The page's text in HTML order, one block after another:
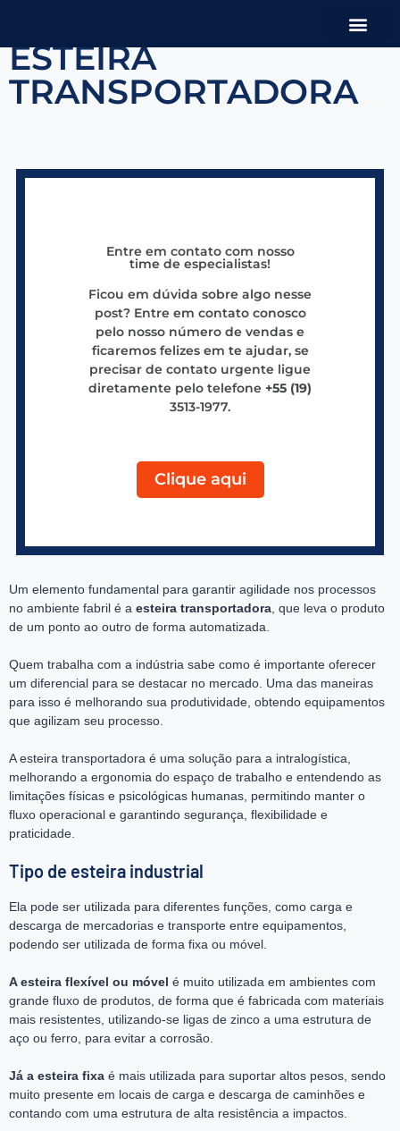
ESTEIRA
TRANSPORTADORA
Entre em contato com nosso
time de especialistas!
Ficou em dúvida sobre algo nesse
post? Entre em contato conosco
pelo nosso número de vendas e
ficaremos felizes em te ajudar, se
precisar de contato urgente ligue
diretamente pelo telefone +55 (19)
3513-1977.
Clique aqui
Um elemento fundamental para garantir agilidade nos processos
no ambiente fabril é a esteira transportadora , que leva o produto
de um ponto ao outro de forma automatizada.
Quem trabalha com a indústria sabe como é importante oferecer
um diferencial para se destacar no mercado. Uma das maneiras
para isso é melhorando sua produtividade, obtendo equipamentos
que agilizam seu processo.
A esteira transportadora é uma solução para a intralogística,
melhorando a ergonomia do espaço de trabalho e entendendo as
limitações físicas e psicológicas humanas, permitindo manter o
fluxo operacional e garantindo segurança, flexibilidade e
praticidade.
Tipo de esteira industrial
Ela pode ser utilizada para diferentes funções, como carga e
descarga de mercadorias e transporte entre equipamentos,
podendo ser utilizada de forma fixa ou móvel.
A esteira flexível ou móvel é muito utilizada em ambientes com
grande fluxo de produtos, de forma que é fabricada com materiais
mais resistentes, utilizando-se ligas de zinco a uma estrutura de
aço ou ferro, para evitar a corrosão.
Já a esteira fixa é mais utilizada para suportar altos pesos, sendo
muito presente em locais de carga e descarga de caminhões e
contando com uma estrutura de alta resistência a impactos.